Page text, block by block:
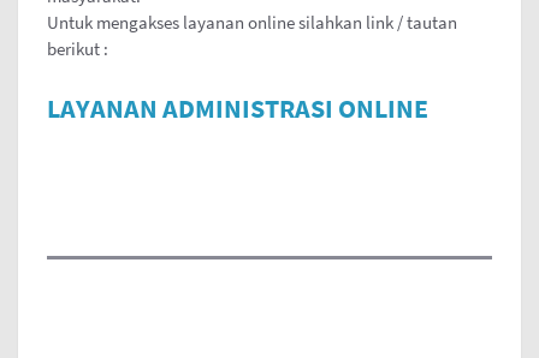
Untuk mengakses layanan online silahkan link / tautan
berikut :
LAYANAN ADMINISTRASI ONLINE